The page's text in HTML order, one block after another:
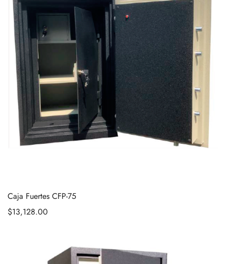
Caja Fuertes CFP-75
$13,128.00